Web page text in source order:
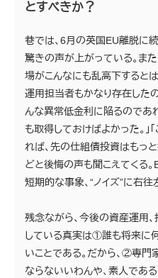
とすべきか？
巷では、6月の英国EU離脱に
驚きの声が上がっている。ま
場がこんなにも乱高下すると
運用担当者もかなり存在した
んな異常低金利に陥るのであ
も取得しておけばよかった。」
れば、先の仕組債投資はもっ
どと後悔の声も聞こえてくる
短期的な事象、“ノイズ”に右往
残念ながら、今後の資産運用
している真実は①誰も将来に
いことである。だから、②専
ならないいわんや、素人であ